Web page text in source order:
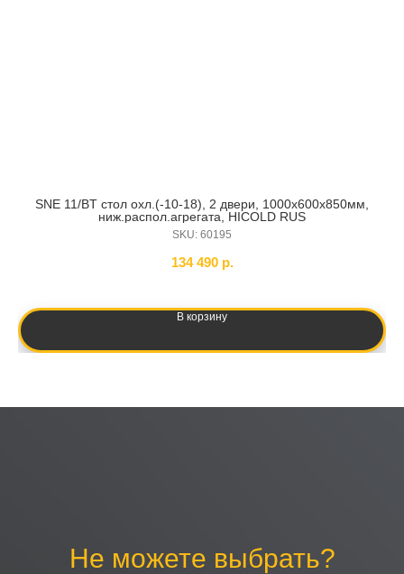
SNE 11/BT стол охл.(-10-18), 2 двери, 1000х600х850мм,
ниж.распол.агрегата, HICOLD RUS
SKU: 60195
134 490 р.
В корзину
Не можете выбрать?